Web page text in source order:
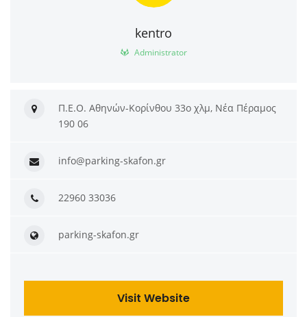
kentro
Administrator
Π.Ε.Ο. Αθηνών-Κορίνθου 33ο χλμ, Νέα Πέραμος
190 06
info@parking-skafon.gr
22960 33036
parking-skafon.gr
Visit Website